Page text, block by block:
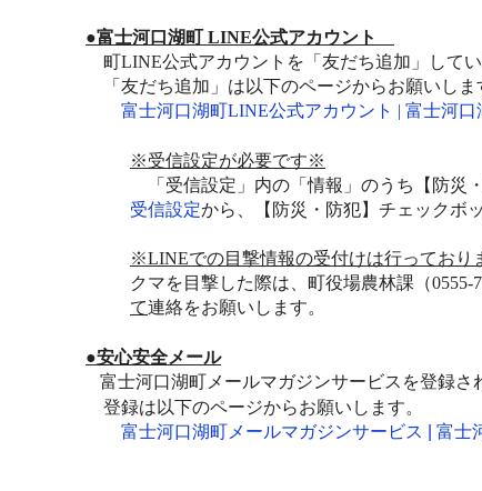
●富士河口湖町 LINE公式アカウント
町LINE公式アカウントを「友だち追加」して
「友だち追加」は以下のページからお願いしま
富士河口湖町LINE公式アカウント | 富士河口
※受信設定が必要です※
「受信設定」内の「情報」のうち【防災
受信設定から、【防災・防犯】チェックボ
※LINEでの目撃情報の受付けは行ってお
クマを目撃した際は、町役場農林課（0555-
て連絡をお願いします。
●安心安全メール
富士河口湖町メールマガジンサービスを登録さ
登録は以下のページからお願いします。
富士河口湖町メールマガジンサービス | 富士